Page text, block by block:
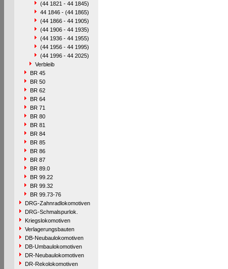
(44 1821 - 44 1845)
44 1846 - (44 1865)
(44 1866 - 44 1905)
(44 1906 - 44 1935)
(44 1936 - 44 1955)
(44 1956 - 44 1995)
(44 1996 - 44 2025)
Verbleib
BR 45
BR 50
BR 62
BR 64
BR 71
BR 80
BR 81
BR 84
BR 85
BR 86
BR 87
BR 89.0
BR 99.22
BR 99.32
BR 99.73-76
DRG-Zahnradlokomotiven
DRG-Schmalspurlok.
Kriegslokomotiven
Verlagerungsbauten
DB-Neubaulokomotiven
DB-Umbaulokomotiven
DR-Neubaulokomotiven
DR-Rekolokomotiven